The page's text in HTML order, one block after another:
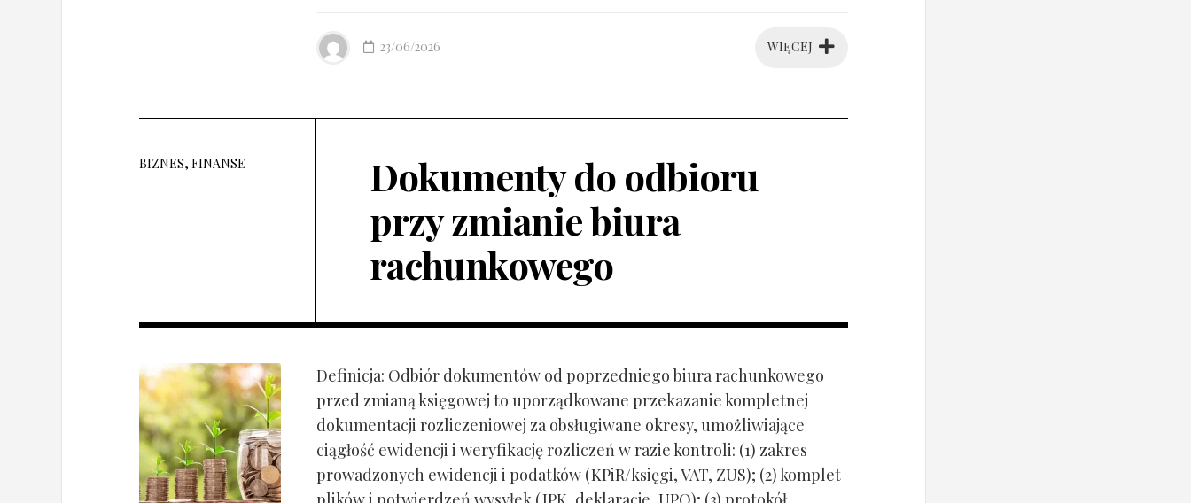
WIĘCEJ
23/06/2026
BIZNES, FINANSE
Dokumenty do odbioru
przy zmianie biura
rachunkowego
Definicja: Odbiór dokumentów od poprzedniego biura rachunkowego
przed zmianą księgowej to uporządkowane przekazanie kompletnej
dokumentacji rozliczeniowej za obsługiwane okresy, umożliwiające
ciągłość ewidencji i weryfikację rozliczeń w razie kontroli: (1) zakres
prowadzonych ewidencji i podatków (KPiR/księgi, VAT, ZUS); (2) komplet